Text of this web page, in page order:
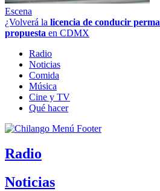
Escena
¿Volverá la licencia de conducir
propuesta en CDMX
Radio
Noticias
Comida
Música
Cine y TV
Qué hacer
Radio
Noticias